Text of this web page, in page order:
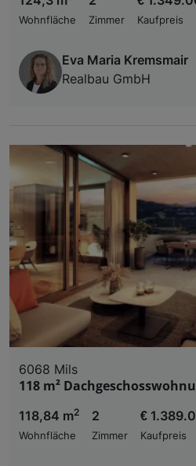
Wohnfläche
Zimmer Kaufpreis
Eva Maria Kremsmair
Realbau GmbH
6068 Mils
118 m²
118,84 m2
Wohnfläche
2
Zimmer
€
Kaufpreis